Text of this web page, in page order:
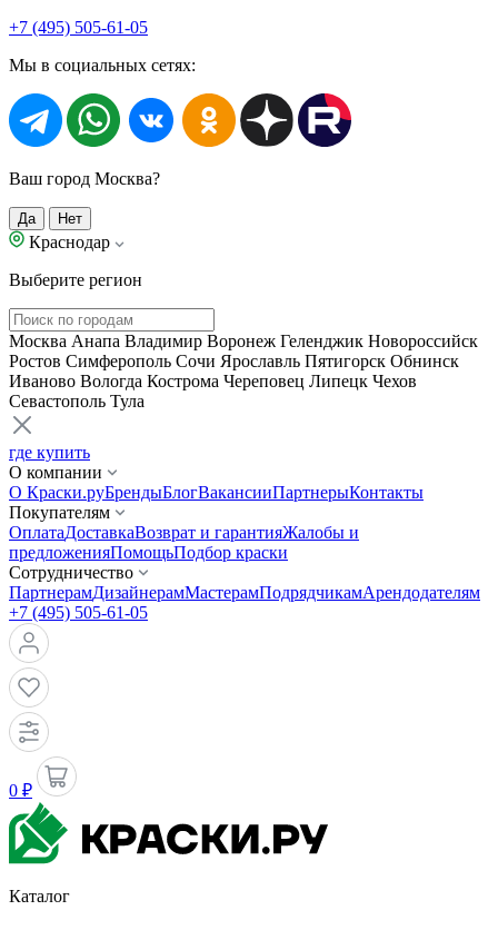
+7 (495) 505-61-05
Мы в социальных сетях:
Ваш город Москва?
Да Нет
Краснодар
Выберите регион
Москва Анапа Владимир Воронеж Геленджик Новороссийск
Ростов Симферополь Сочи Ярославль Пятигорск Обнинск
Иваново Вологда Кострома Череповец Липецк Чехов
Севастополь Тула
где купить
О компании
О Краски.руБрендыБлогВакансииПартнерыКонтакты
Покупателям
ОплатаДоставкаВозврат и гарантияЖалобы и
предложенияПомощьПодбор краски
Сотрудничество
ПартнерамДизайнерамМастерамПодрядчикамАрендодателям
+7 (495) 505-61-05
0 ₽
Каталог